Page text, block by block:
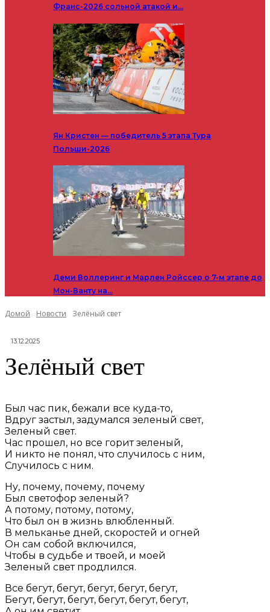
Франс-2026 сольной атакой и…
Ян Кристен — победитель 5 этапа Тура
Польши-2026
Деми Воллеринг и Марлен Ройссер о 7-м этапе до
Мон-Ванту на…
Домой Новости Зелёный свет
13.12.2025
Зелёный свет
Был час пик, бежали все куда-то,
Вдруг застыл, задумался зеленый свет,
Зеленый свет.
Час прошел, но все горит зеленый,
И никто не понял, что случилось с ним,
Случилось с ним.
Ну, почему, почему, почему
Был светофор зеленый?
А потому, потому, потому,
Что был он в жизнь влюбленный.
В мельканье дней, скоростей и огней
Он сам собой включился,
Чтобы в судьбе и твоей, и моей
Зеленый свет продлился.
Все бегут, бегут, бегут, бегут, бегут,
Бегут, бегут, бегут, бегут, бегут, бегут,